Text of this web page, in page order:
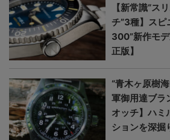
【新常識“ス
チ”3種】スピ
300”新作モ
正版】
“青木ヶ原樹
軍御用達ブラ
オッチ】ハミ
ションを深掘